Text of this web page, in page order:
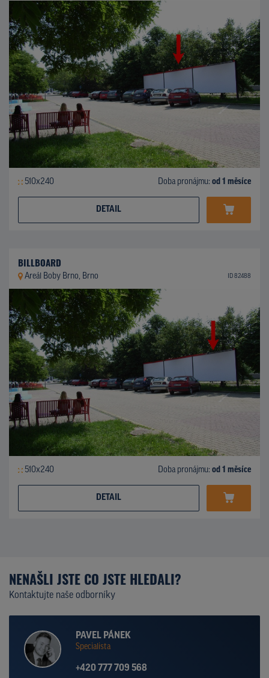
510x240 Doba pronájmu: od 1 měsíce
DETAIL
BILLBOARD
Areál Boby Brno, Brno ID 82488
510x240 Doba pronájmu: od 1 měsíce
DETAIL
NENAŠLI JSTE CO JSTE HLEDALI?
Kontaktujte naše odborníky
PAVEL PÁNEK
Specialista
+420 777 709 568